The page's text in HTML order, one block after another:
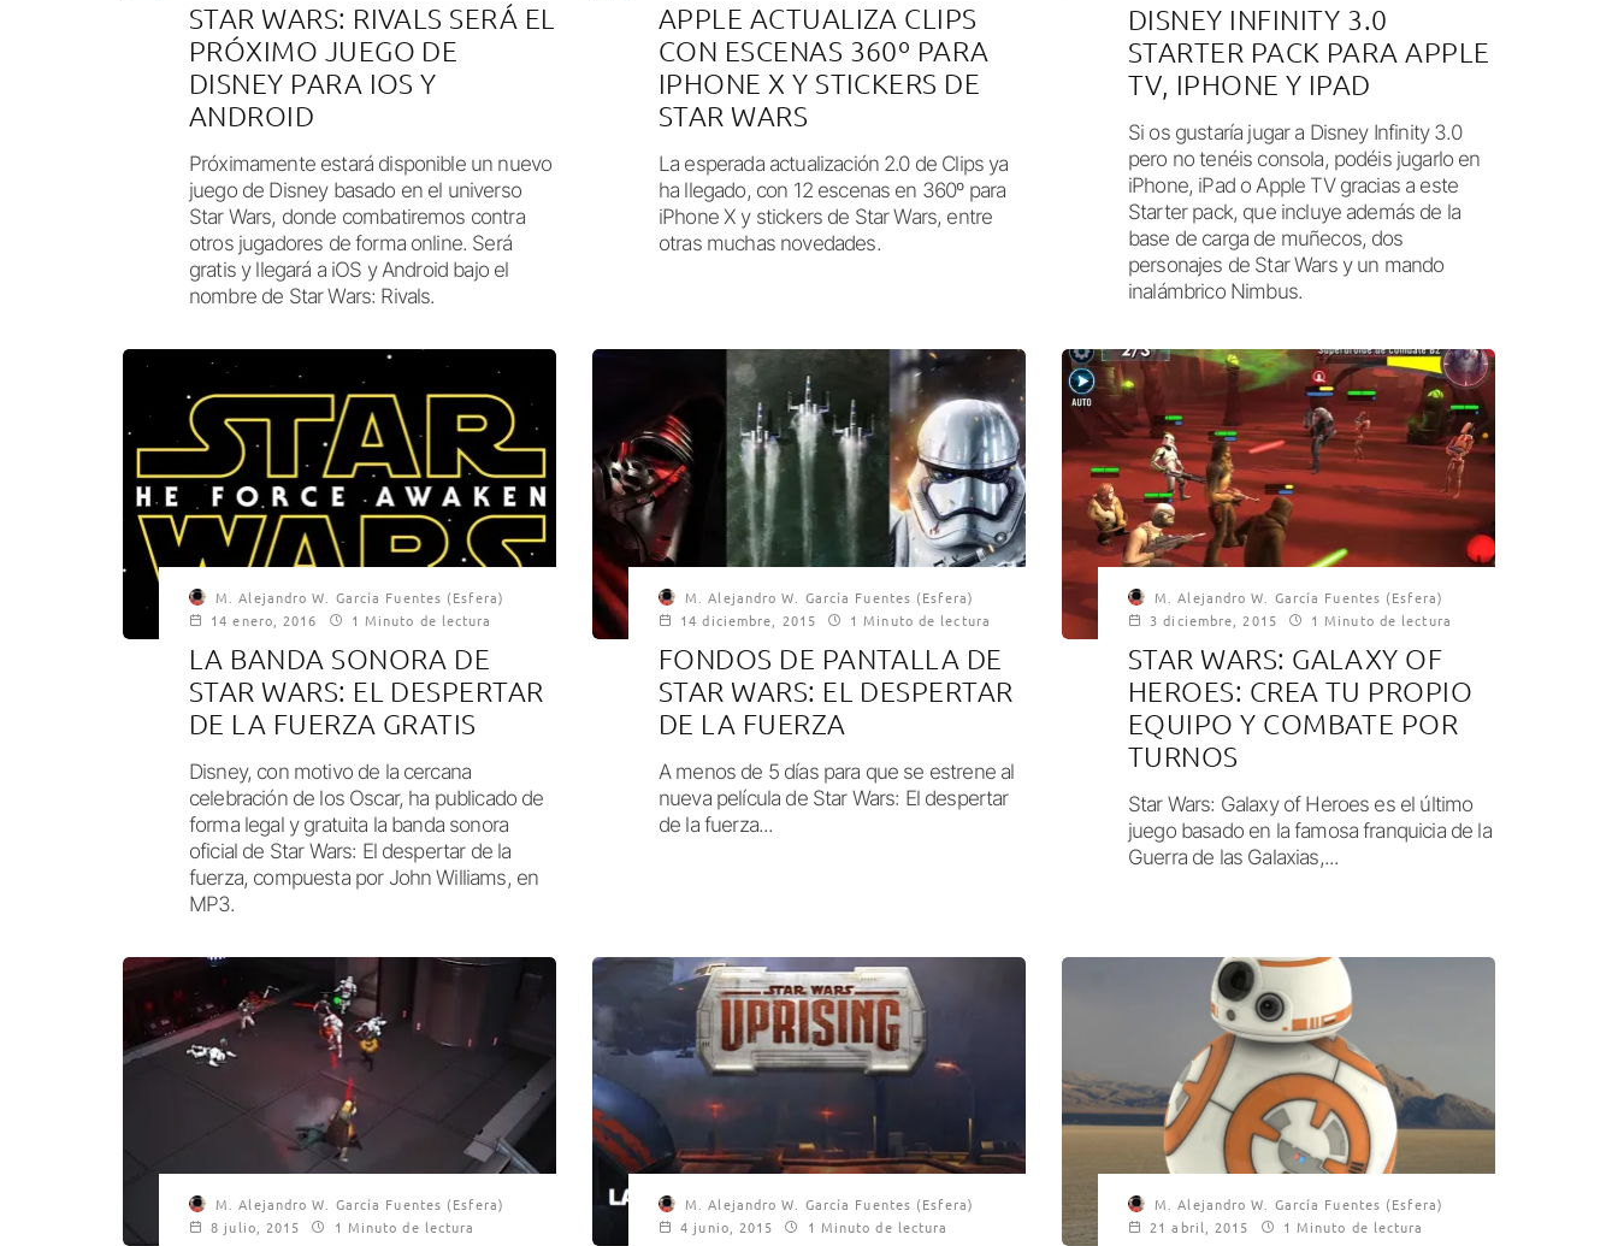
STAR WARS: RIVALS SERÁ EL
PRÓXIMO JUEGO DE
DISNEY PARA IOS Y
ANDROID
Próximamente estará disponible un nuevo
juego de Disney basado en el universo
Star Wars, donde combatiremos contra
otros jugadores de forma online. Será
gratis y llegará a iOS y Android bajo el
nombre de Star Wars: Rivals.
APPLE ACTUALIZA CLIPS
CON ESCENAS 360º PARA
IPHONE X Y STICKERS DE
STAR WARS
La esperada actualización 2.0 de Clips ya
ha llegado, con 12 escenas en 360º para
iPhone X y stickers de Star Wars, entre
otras muchas novedades.
DISNEY INFINITY 3.0
STARTER PACK PARA APPLE
TV, IPHONE Y IPAD
Si os gustaría jugar a Disney Infinity 3.0
pero no tenéis consola, podéis jugarlo en
iPhone, iPad o Apple TV gracias a este
Starter pack, que incluye además de la
base de carga de muñecos, dos
personajes de Star Wars y un mando
inalámbrico Nimbus.
M. Alejandro W. García Fuentes (Esfera)
14 enero, 2016
1 Minuto de lectura
LA BANDA SONORA DE
STAR WARS: EL DESPERTAR
DE LA FUERZA GRATIS
Disney, con motivo de la cercana
celebración de los Oscar, ha publicado de
forma legal y gratuita la banda sonora
oficial de Star Wars: El despertar de la
fuerza, compuesta por John Williams, en
MP3.
M. Alejandro W. García Fuentes (Esfera)
14 diciembre, 2015
1 Minuto de lectura
FONDOS DE PANTALLA DE
STAR WARS: EL DESPERTAR
DE LA FUERZA
A menos de 5 días para que se estrene al
nueva película de Star Wars: El despertar
de la fuerza...
M. Alejandro W. García Fuentes (Esfera)
3 diciembre, 2015
1 Minuto de lectura
STAR WARS: GALAXY OF
HEROES: CREA TU PROPIO
EQUIPO Y COMBATE POR
TURNOS
Star Wars: Galaxy of Heroes es el último
juego basado en la famosa franquicia de la
Guerra de las Galaxias,...
M. Alejandro W. García Fuentes (Esfera)
8 julio, 2015
1 Minuto de lectura
M. Alejandro W. García Fuentes (Esfera)
4 junio, 2015
1 Minuto de lectura
M. Alejandro W. García Fuentes (Esfera)
21 abril, 2015
1 Minuto de lectura